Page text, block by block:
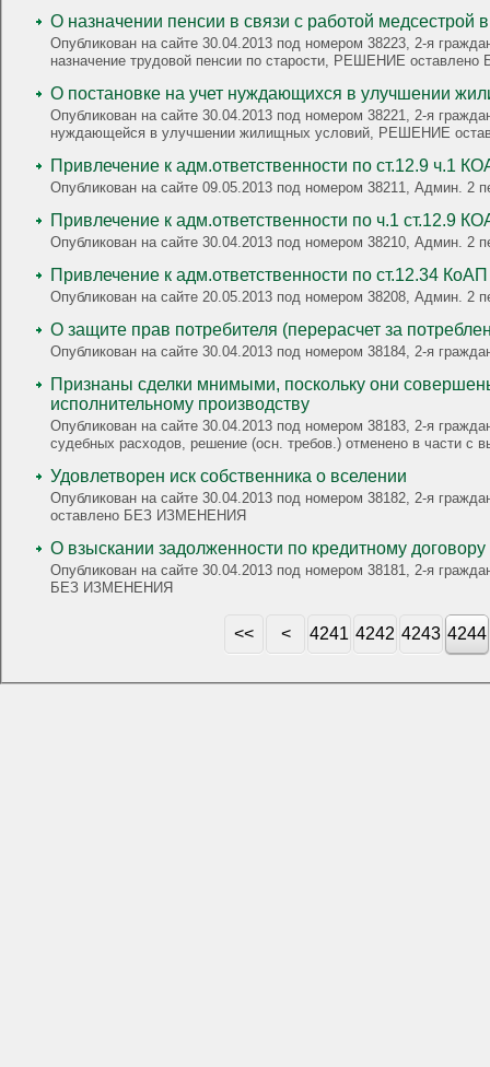
О назначении пенсии в связи с работой медсестрой
Опубликован на сайте 30.04.2013 под номером 38223, 2-я
назначение трудовой пенсии по старости, РЕШЕНИЕ
О постановке на учет нуждающихся в улучшении
Опубликован на сайте 30.04.2013 под номером 38221, 2-я
нуждающейся в улучшении жилищных условий, РЕШЕНИЕ
Привлечение к адм.ответственности по ст.12.9 ч.1
Опубликован на сайте 09.05.2013 под номером 38211, Админ. 2
Привлечение к адм.ответственности по ч.1 ст.12.9
Опубликован на сайте 30.04.2013 под номером 38210, Админ. 2
Привлечение к адм.ответственности по ст.12.34 КоАП
Опубликован на сайте 20.05.2013 под номером 38208, Админ. 2
О защите прав потребителя (перерасчет за
Опубликован на сайте 30.04.2013 под номером 38184, 2-я
Признаны сделки мнимыми, поскольку они
исполнительному производству
Опубликован на сайте 30.04.2013 под номером 38183, 2-я
судебных расходов, решение (осн. требов.) отменено в части с
Удовлетворен иск собственника о вселении
Опубликован на сайте 30.04.2013 под номером 38182, 2-я
оставлено БЕЗ ИЗМЕНЕНИЯ
О взыскании задолженности по кредитному договору
Опубликован на сайте 30.04.2013 под номером 38181, 2-я
БЕЗ ИЗМЕНЕНИЯ
<< < 4241 4242 4243 4244